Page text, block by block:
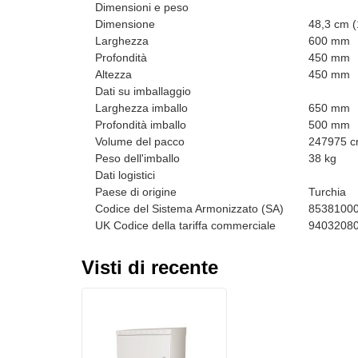
Dimensioni e peso
Dimensione
48,3 cm
Larghezza
600 mm
Profondità
450 mm
Altezza
450 mm
Dati su imballaggio
Larghezza imballo
650 mm
Profondità imballo
500 mm
Volume del pacco
247975
Peso dell'imballo
38 kg
Dati logistici
Paese di origine
Turchia
Codice del Sistema Armonizzato (SA)
UK Codice della tariffa commerciale
Visti di recente